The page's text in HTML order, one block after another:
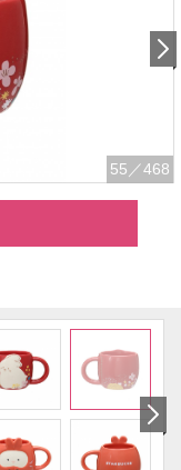
55 ／468